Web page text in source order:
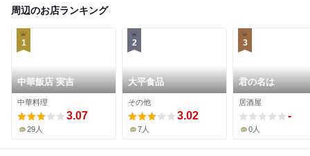
周辺のお店ランキング
1
中華飯店 実吉
中華料理
3.07
29人
2
大平食品
その他
3.02
7人
3
君の名は
居酒屋
-
0人